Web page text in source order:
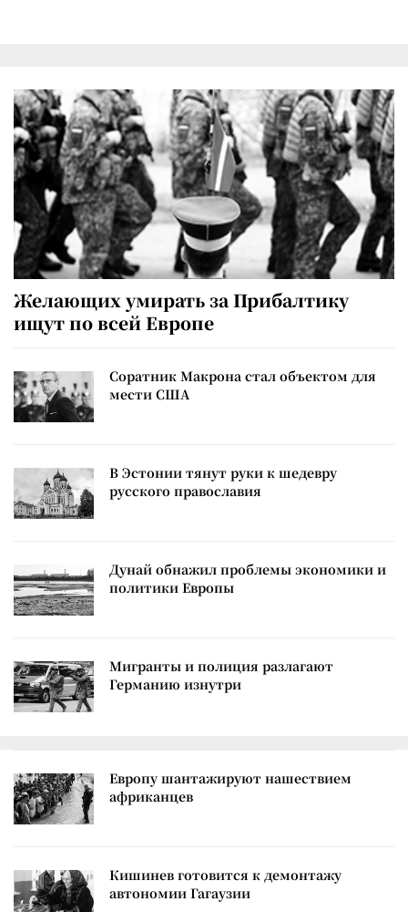
Желающих умирать за Прибалтику
ищут по всей Европе
Соратник Макрона стал объектом для
мести США
В Эстонии тянут руки к шедевру
русского православия
Дунай обнажил проблемы экономики и
политики Европы
Мигранты и полиция разлагают
Германию изнутри
Европу шантажируют нашествием
африканцев
Кишинев готовится к демонтажу
автономии Гагаузии